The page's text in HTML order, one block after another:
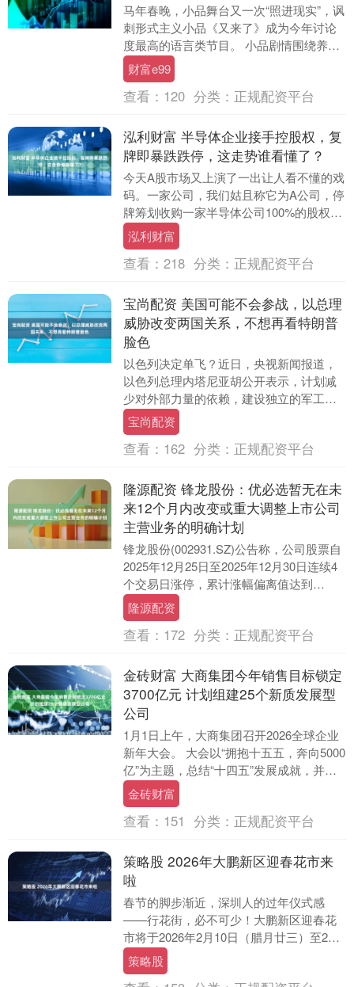
马年春晚，小品舞台又一次“照进现实”，讽
刺形式主义小品《又来了》成为今年讨论
度最高的语言类节目。 小品剧情围绕养鸡
专业户老王的遭遇展开，养鸡场旁修了一
条公路，昼....
财富e99
查看： 120 分类： 正规配资平台
泓利财富 半导体企业接手控股权，复
牌即暴跌跌停，这走势谁看懂了？
今天A股市场又上演了一出让人看不懂的戏
码。一家公司，我们姑且称它为A公司，停
牌筹划收购一家半导体公司100%的股权，
市场一片欢腾，持有者兴奋得睡不着觉，
就等着复....
泓利财富
查看： 218 分类： 正规配资平台
宝尚配资 美国可能不会参战，以总理
威胁改变两国关系，不想再看特朗普
脸色
以色列决定单飞？近日，央视新闻报道，
以色列总理内塔尼亚胡公开表示，计划减
少对外部力量的依赖，建设独立的军工产
业。虽然他没有明确指向特朗普，但这无
疑传达出一封分手....
宝尚配资
查看： 162 分类： 正规配资平台
隆源配资 锋龙股份：优必选暂无在未
来12个月内改变或重大调整上市公司
主营业务的明确计划
锋龙股份(002931.SZ)公告称，公司股票自
2025年12月25日至2025年12月30日连续4
个交易日涨停，累计涨幅偏离值达到
46.44%。公司市盈率和市....
隆源配资
查看： 172 分类： 正规配资平台
金砖财富 大商集团今年销售目标锁定
3700亿元 计划组建25个新质发展型
公司
1月1日上午，大商集团召开2026全球企业
新年大会。 大会以“拥抱十五五，奔向5000
亿”为主题，总结“十四五”发展成就，并发
布企业今年的经营目标：2026年销....
金砖财富
查看： 151 分类： 正规配资平台
策略股 2026年大鹏新区迎春花市来
啦
春节的脚步渐近，深圳人的过年仪式感
——行花街，必不可少！大鹏新区迎春花
市将于2026年2月10日（腊月廿三）至2月
16日（腊月廿九）在大鹏佳兆业广场（大
鹏邮政支....
策略股